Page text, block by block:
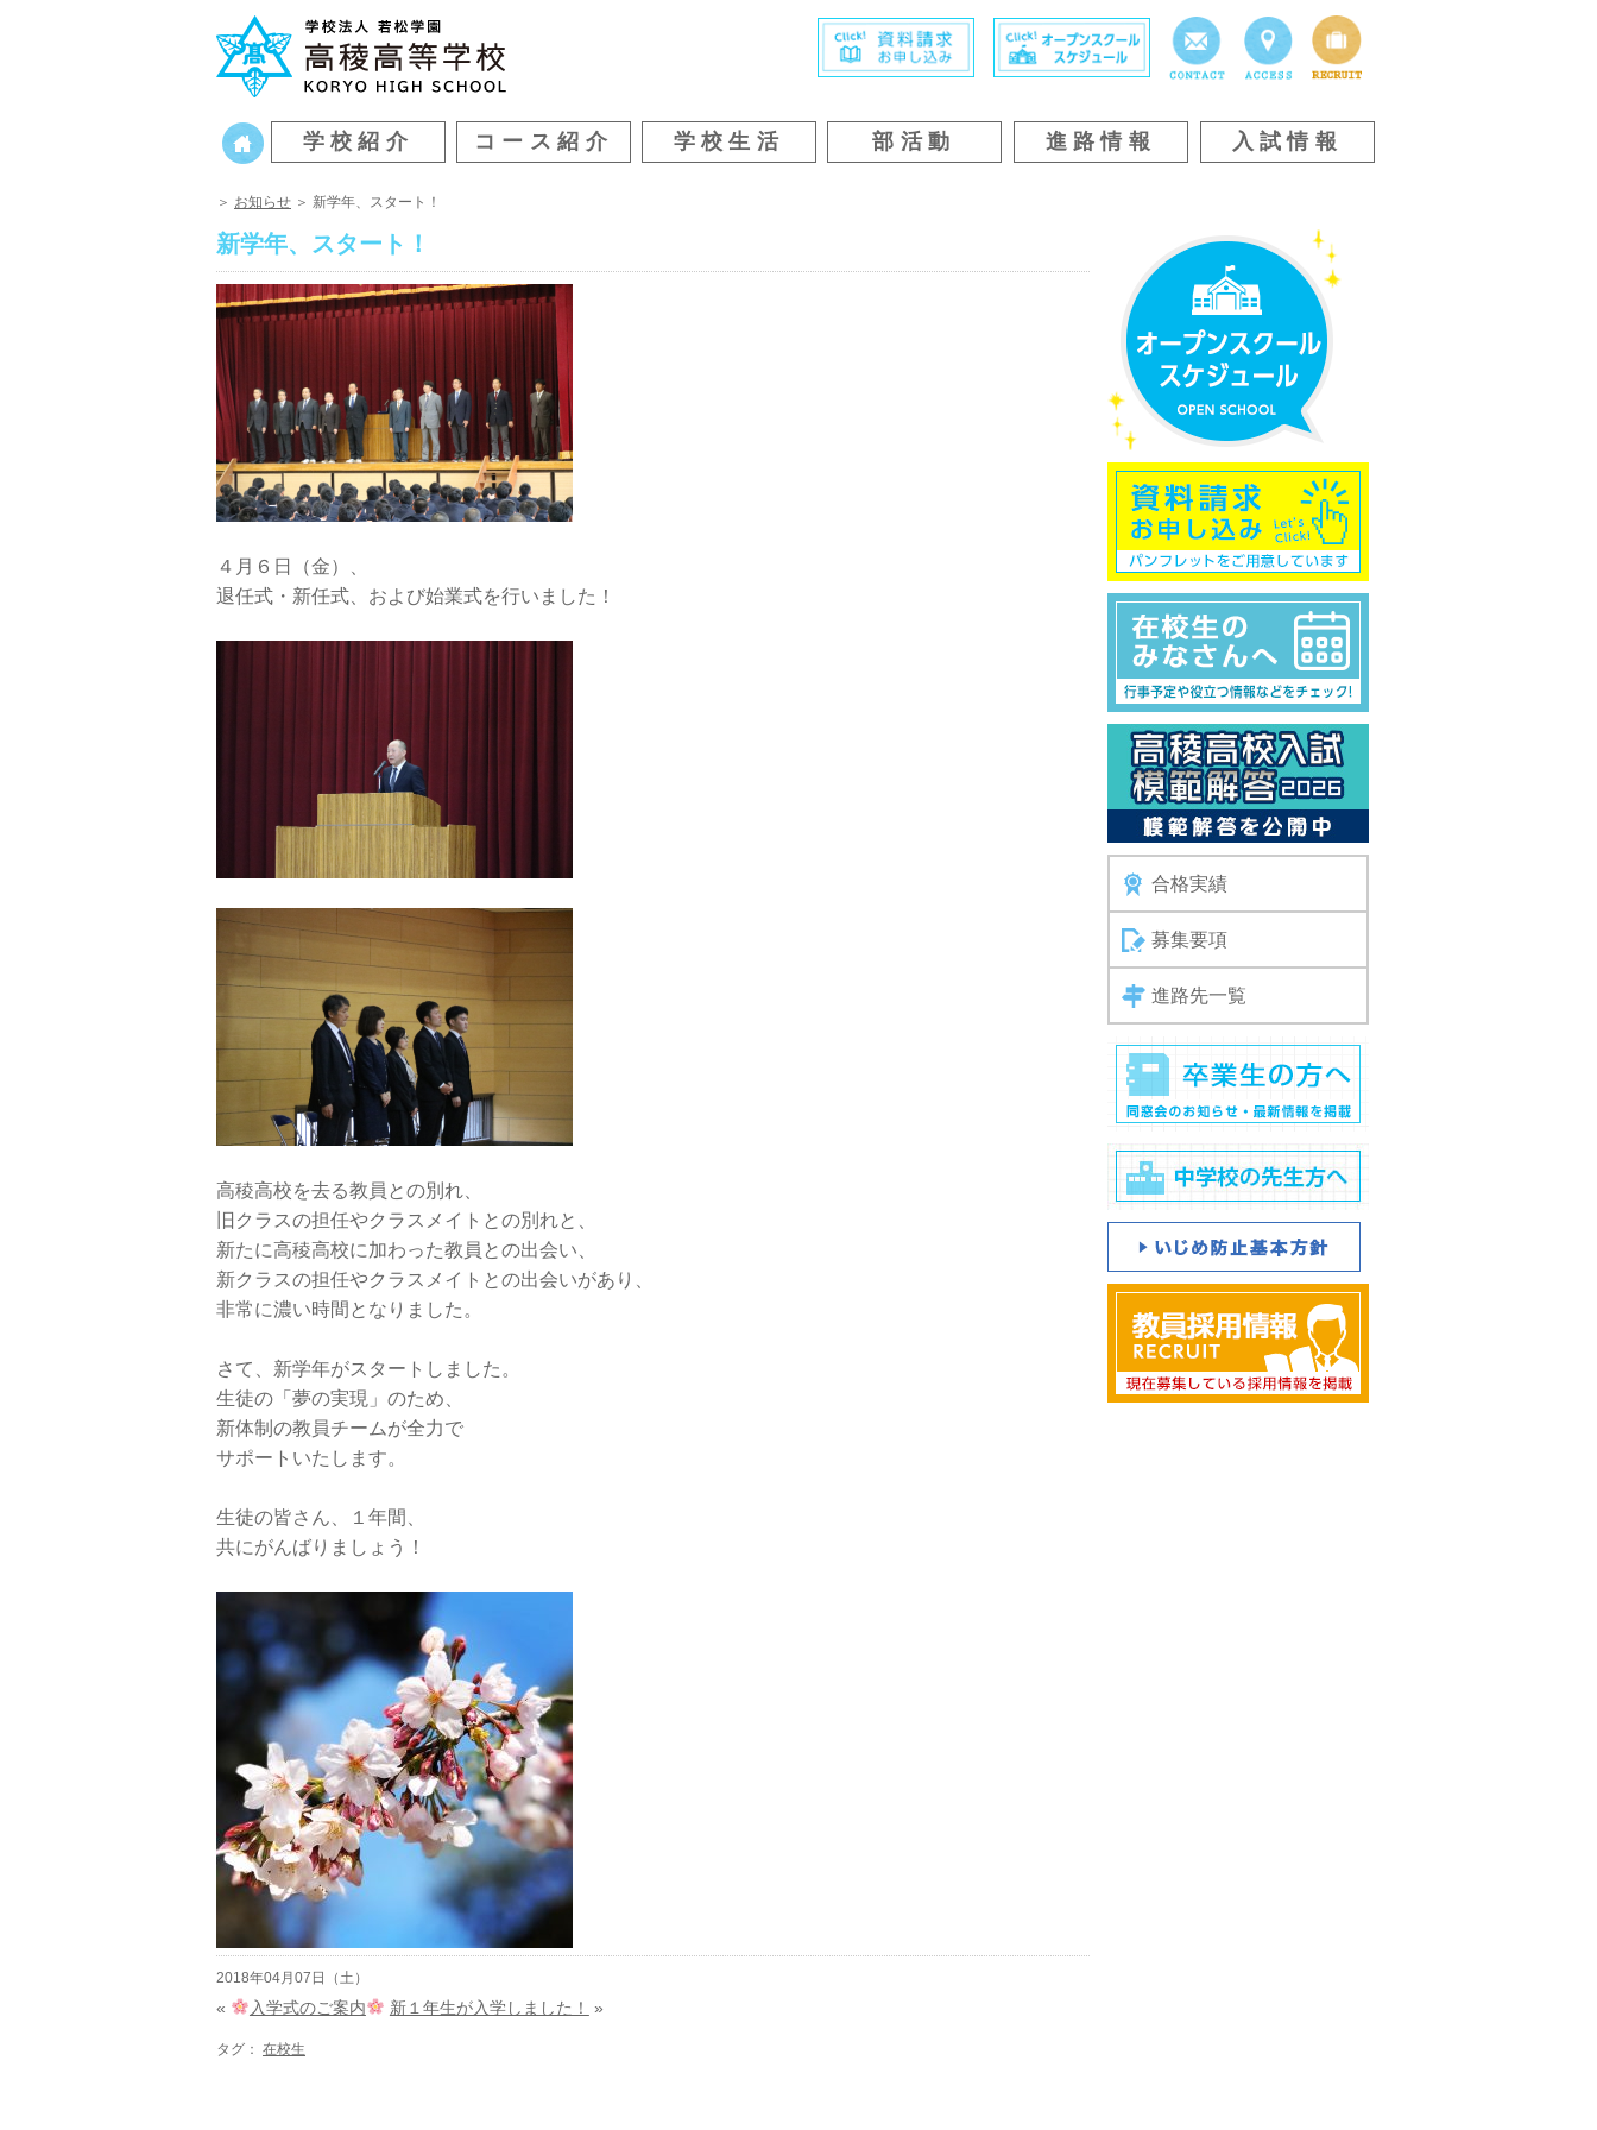
学校紹介 コース紹介 学校生活 部活動 進路情報 入試情報
＞ お知らせ ＞ 新学年、スタート！
新学年、スタート！
４月６日（金）、
退任式・新任式、および始業式を行いました！
高稜高校を去る教員との別れ、
旧クラスの担任やクラスメイトとの別れと、
新たに高稜高校に加わった教員との出会い、
新クラスの担任やクラスメイトとの出会いがあり、
非常に濃い時間となりました。
さて、新学年がスタートしました。
生徒の「夢の実現」のため、
新体制の教員チームが全力で
サポートいたします。
生徒の皆さん、１年間、
共にがんばりましょう！
2018年04月07日（土）
« 入学式のご案内 新１年生が入学しました！ »
タグ： 在校生
合格実績
募集要項
進路先一覧